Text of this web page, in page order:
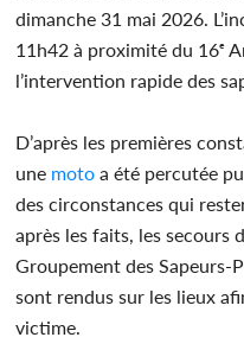
dimanche 31 mai 2026.
11h42 à proximité du 16ᵉ
l’intervention rapide des
D’après les premières
une moto a été percutée
des circonstances qui
après les faits, les secours
Groupement des Sapeurs-
sont rendus sur les lieux
victime.